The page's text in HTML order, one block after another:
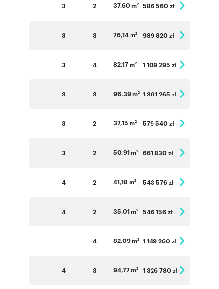
3 2 37,60 m2 586 560 zł
3 3 76,14 m2 989 820 zł
3 4 82,17 m2 1 109 295 zł
3 3 96,39 m2 1 301 265 zł
3 2 37,15 m2 579 540 zł
3 2 50,91 m2 661 830 zł
4 2 41,18 m2 543 576 zł
4 2 35,01 m2 546 156 zł
4 82,09 m2 1 149 260 zł
4 3 94,77 m2 1 326 780 zł